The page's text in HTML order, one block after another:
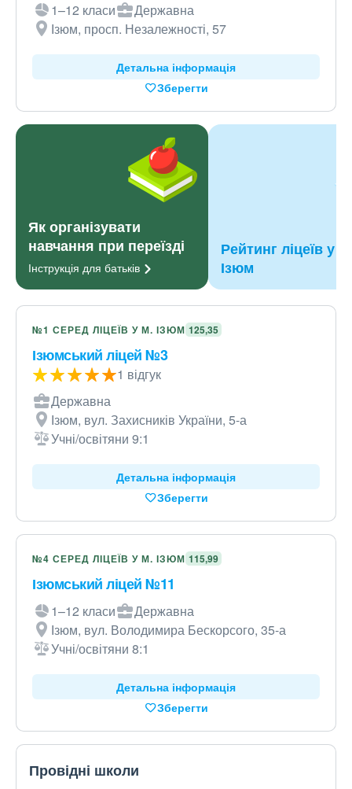
1–12 класи
Державна
Ізюм, просп. Незалежності, 57
Детальна інформація
Зберегти
Як організувати
навчання при переїзді
Інструкція для батьків
Рейтинг ліцеїв у м.
Ізюм
№1 СЕРЕД ЛІЦЕЇВ У М. ІЗЮМ 125,35
Ізюмський ліцей №3
1 відгук
Державна
Ізюм, вул. Захисників України, 5-а
Учні/освітяни 9:1
Детальна інформація
Зберегти
№4 СЕРЕД ЛІЦЕЇВ У М. ІЗЮМ 115,99
Ізюмський ліцей №11
1–12 класи
Державна
Ізюм, вул. Володимира Бескорсого, 35-а
Учні/освітяни 8:1
Детальна інформація
Зберегти
Провідні школи